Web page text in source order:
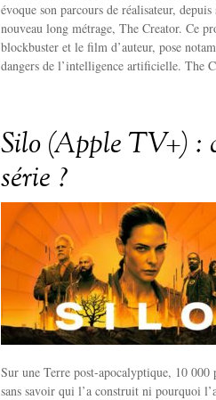
évoque son parcours de réalisateur,
nouveau long métrage, The Creator. Ce
blockbuster et le film d’auteur, pose
dangers de l’intelligence artificielle. The
Silo (Apple TV+) :
série ?
Sur une Terre post-apocalyptique, 10
sans savoir qui l’a construit ni pourquoi